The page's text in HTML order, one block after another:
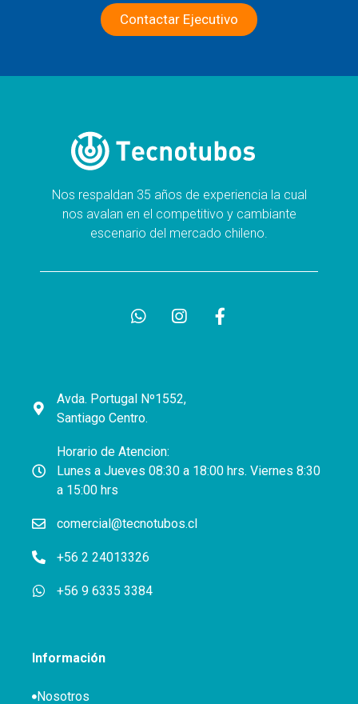
Contactar Ejecutivo
Nos respaldan 35 años de experiencia la cual
nos avalan en el competitivo y cambiante
escenario del mercado chileno.
Avda. Portugal Nº1552,
Santiago Centro.
Horario de Atencion:
Lunes a Jueves 08:30 a 18:00 hrs. Viernes 8:30
a 15:00 hrs
comercial@tecnotubos.cl
+56 2 24013326
+56 9 6335 3384
Información
Nosotros